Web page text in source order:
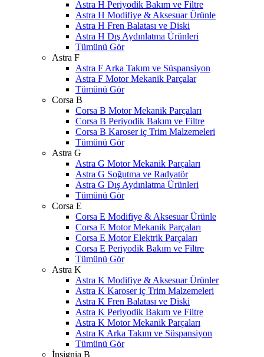
Astra H Periyodik Bakım ve Filtre
Astra H Modifiye & Aksesuar Ürünle
Astra H Fren Balatası ve Diski
Astra H Dış Aydınlatma Ürünleri
Tümünü Gör
Astra F
Astra F Arka Takım ve Süspansiyon
Astra F Motor Mekanik Parçalar
Tümünü Gör
Corsa B
Corsa B Motor Mekanik Parçaları
Corsa B Periyodik Bakım ve Filtre
Corsa B Karoser iç Trim Malzemeleri
Tümünü Gör
Astra G
Astra G Motor Mekanik Parçaları
Astra G Soğutma ve Radyatör
Astra G Dış Aydınlatma Ürünleri
Tümünü Gör
Corsa E
Corsa E Modifiye & Aksesuar Ürünle
Corsa E Motor Mekanik Parçaları
Corsa E Motor Elektrik Parçaları
Corsa E Periyodik Bakım ve Filtre
Tümünü Gör
Astra K
Astra K Modifiye & Aksesuar Ürünler
Astra K Karoser iç Trim Malzemeleri
Astra K Fren Balatası ve Diski
Astra K Periyodik Bakım ve Filtre
Astra K Motor Mekanik Parçaları
Astra K Arka Takım ve Süspansiyon
Tümünü Gör
İnsignia B